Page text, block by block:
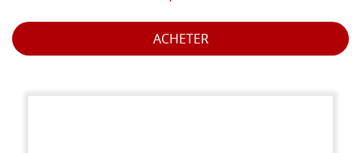
ACHETER